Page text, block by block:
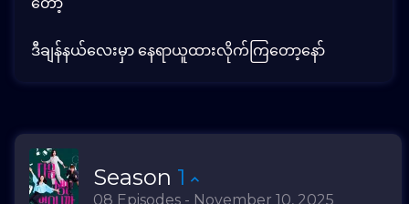
ဒီချန်နယ်လေးမှာ နေရာယူထားလိုက်ကြတော့နော်
Season 1
08 Episodes - November 10, 2025